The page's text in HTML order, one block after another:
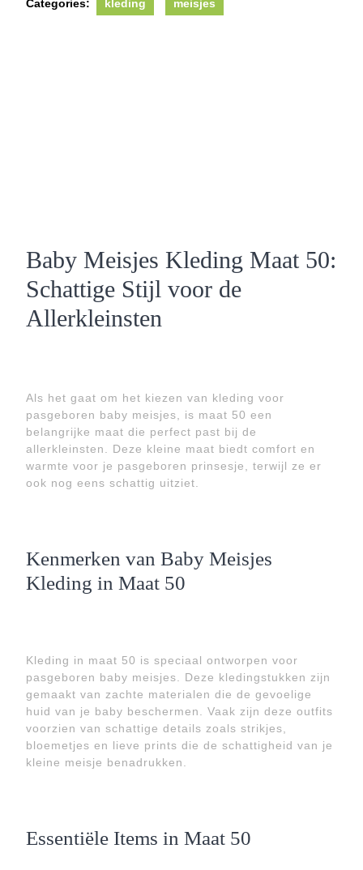
Categories: kleding meisjes
Baby Meisjes Kleding Maat 50:
Schattige Stijl voor de
Allerkleinsten
Als het gaat om het kiezen van kleding voor
pasgeboren baby meisjes, is maat 50 een
belangrijke maat die perfect past bij de
allerkleinsten. Deze kleine maat biedt comfort en
warmte voor je pasgeboren prinsesje, terwijl ze er
ook nog eens schattig uitziet.
Kenmerken van Baby Meisjes
Kleding in Maat 50
Kleding in maat 50 is speciaal ontworpen voor
pasgeboren baby meisjes. Deze kledingstukken zijn
gemaakt van zachte materialen die de gevoelige
huid van je baby beschermen. Vaak zijn deze outfits
voorzien van schattige details zoals strikjes,
bloemetjes en lieve prints die de schattigheid van je
kleine meisje benadrukken.
Essentiële Items in Maat 50